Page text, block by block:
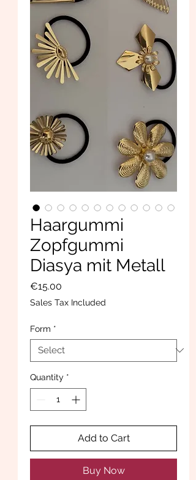
Haargummi
Zopfgummi
Diasya mit Metall
€15.00
Sales Tax Included
Form *
Quantity *
Add to Cart
Buy Now